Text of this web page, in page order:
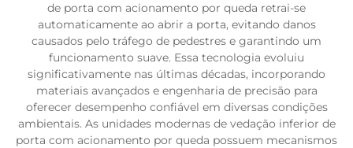
de porta com acionamento por queda retrai-se
automaticamente ao abrir a porta, evitando danos
causados pelo tráfego de pedestres e garantindo um
funcionamento suave. Essa tecnologia evoluiu
significativamente nas últimas décadas, incorporando
materiais avançados e engenharia de precisão para
oferecer desempenho confiável em diversas condições
ambientais. As unidades modernas de vedação inferior de
porta com acionamento por queda possuem mecanismos